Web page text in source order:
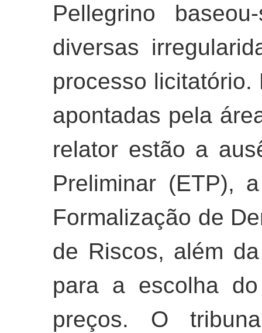
Pellegrino
diversas
processo
apontadas pela
relator estão a
Preliminar (ETP),
Formalização de
de Riscos, além
para a escolha
preços. O